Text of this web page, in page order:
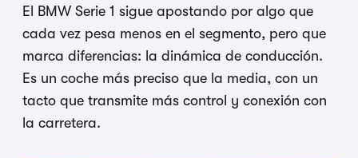
El BMW Serie 1 sigue apostando por algo que
cada vez pesa menos en el segmento, pero que
marca diferencias: la dinámica de conducción.
Es un coche más preciso que la media, con un
tacto que transmite más control y conexión con
la carretera.